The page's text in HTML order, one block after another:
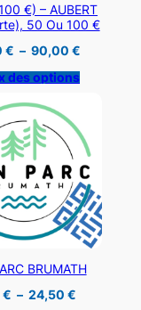
€) – AUBERT
50 Ou 100 €
€ – 90,00€
des options
BRUMATH
€ – 24,50€